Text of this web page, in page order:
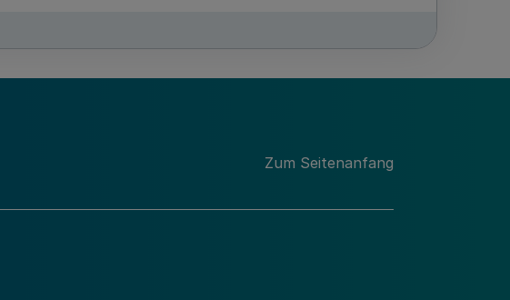
Förderprogramms „Mittelstand Innovativ &
Zum Seitenanfang